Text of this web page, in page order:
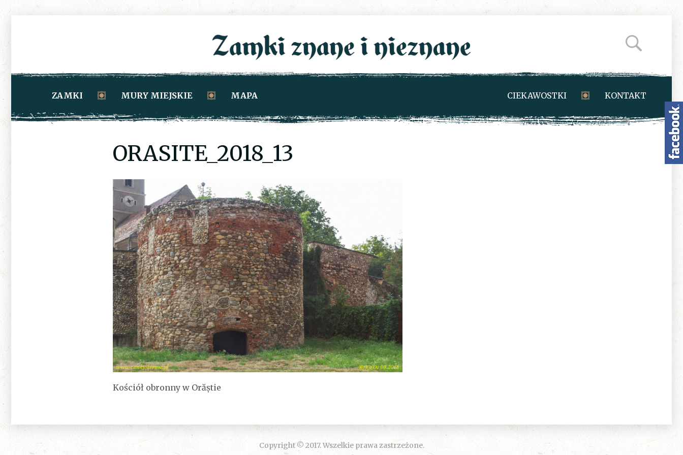
ZAMKI MURY MIEJSKIE MAPA CIEKAWOSTKI KONTAKT
ORASITE_2018_13
Kościół obronny w Orăștie
Copyright © 2017. Wszelkie prawa zastrzeżone.